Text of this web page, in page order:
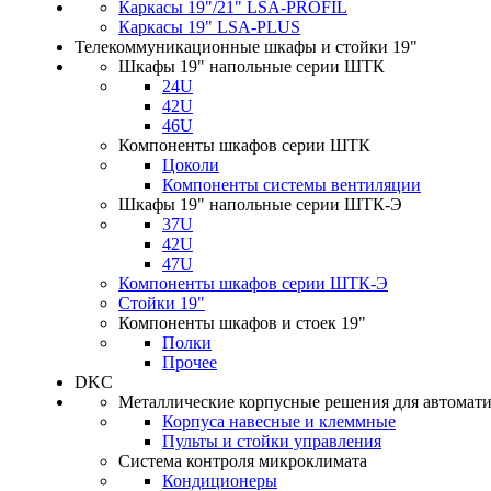
Каркасы 19"/21" LSA-PROFIL
Каркасы 19" LSA-PLUS
Телекоммуникационные шкафы и стойки 19"
Шкафы 19" напольные серии ШТК
24U
42U
46U
Компоненты шкафов серии ШТК
Цоколи
Компоненты системы вентиляции
Шкафы 19" напольные серии ШТК-Э
37U
42U
47U
Компоненты шкафов серии ШТК-Э
Стойки 19"
Компоненты шкафов и стоек 19"
Полки
Прочее
DKC
Металлические корпусные решения для
Корпуса навесные и клеммные
Пульты и стойки управления
Система контроля микроклимата
Кондиционеры